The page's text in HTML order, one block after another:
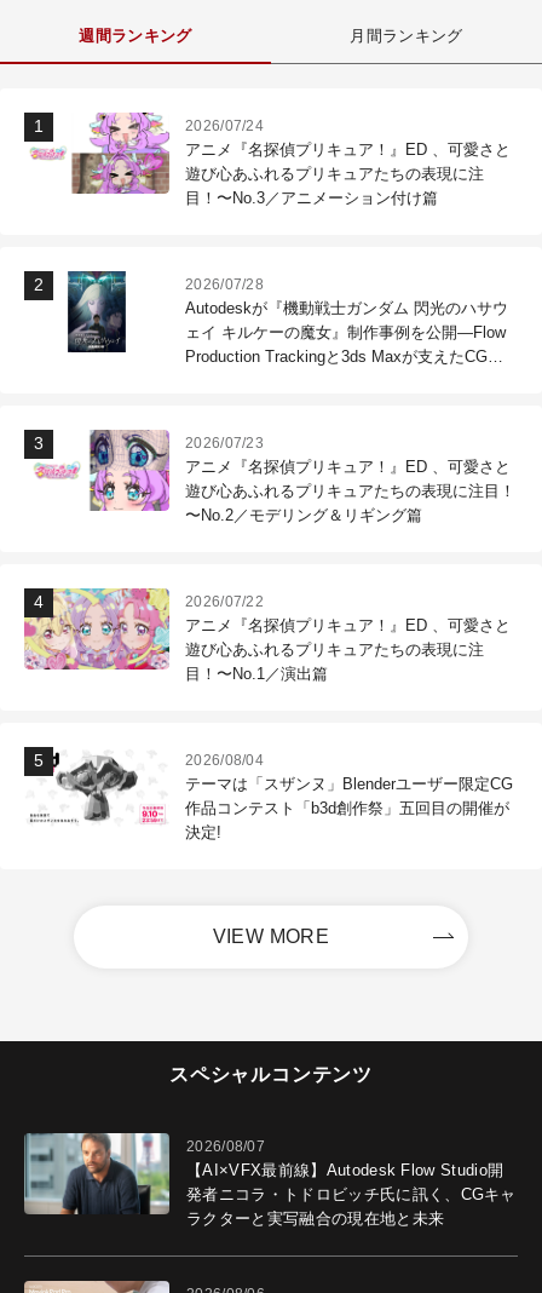
週間ランキング 月間ランキング
2026/07/24
アニメ『名探偵プリキュア！』ED 、可愛さと
遊び心あふれるプリキュアたちの表現に注
目！〜No.3／アニメーション付け篇
2026/07/28
Autodeskが『機動戦士ガンダム 閃光のハサウ
ェイ キルケーの魔女』制作事例を公開―Flow
Production Trackingと3ds Maxが支えたCG制
2026/07/23
アニメ『名探偵プリキュア！』ED 、可愛さと
遊び心あふれるプリキュアたちの表現に注目！
〜No.2／モデリング＆リギング篇
2026/07/22
アニメ『名探偵プリキュア！』ED 、可愛さと
遊び心あふれるプリキュアたちの表現に注
目！〜No.1／演出篇
2026/08/04
テーマは「スザンヌ」Blenderユーザー限定CG
作品コンテスト「b3d創作祭」五回目の開催が
決定!
VIEW MORE
スペシャルコンテンツ
2026/08/07
【AI×VFX最前線】Autodesk Flow Studio開
発者ニコラ・トドロビッチ氏に訊く、CGキャ
ラクターと実写融合の現在地と未来